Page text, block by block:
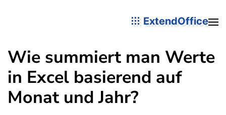
ExtendOffice
Wie summiert man Werte
in Excel basierend auf
Monat und Jahr?